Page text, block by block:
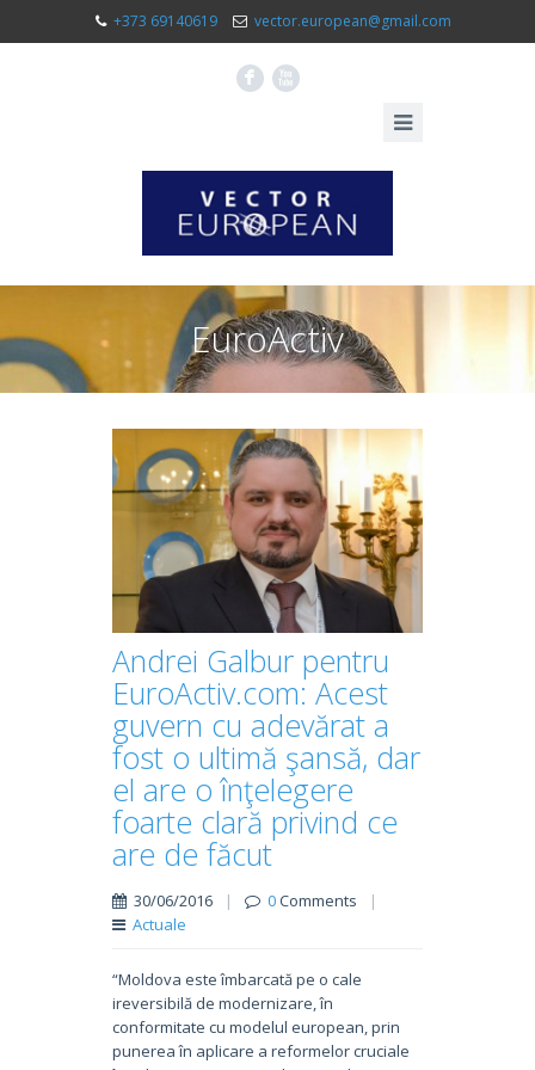
+373 69140619 vector.european@gmail.com
F X
EuroActiv
Andrei Galbur pentru
EuroActiv.com: Acest
guvern cu adevărat a
fost o ultimă şansă, dar
el are o înţelegere
foarte clară privind ce
are de făcut
30/06/2016 | 0Comments
|
Actuale
“Moldova este îmbarcată pe o cale
ireversibilă de modernizare, în
conformitate cu modelul european, prin
punerea în aplicare a reformelor cruciale